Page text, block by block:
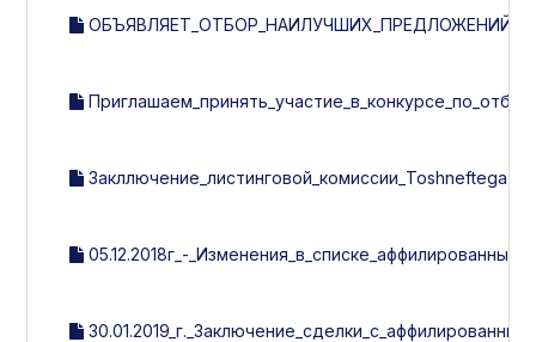
05.12.2018г_-